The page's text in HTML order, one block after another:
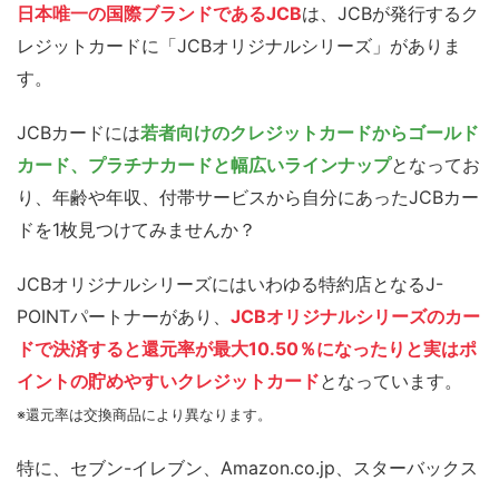
日本唯一の国際ブランドであるJCBは、JCBが発行するク
レジットカードに「JCBオリジナルシリーズ」がありま
す。
JCBカードには若者向けのクレジットカードからゴールド
カード、プラチナカードと幅広いラインナップとなってお
り、年齢や年収、付帯サービスから自分にあったJCBカー
ドを1枚見つけてみませんか？
JCBオリジナルシリーズにはいわゆる特約店となるJ-
POINTパートナーがあり、 JCBオリジナルシリーズのカー
ドで決済すると還元率が最大10.50％になったりと実はポ
イントの貯めやすいクレジットカードとなっています。
※還元率は交換商品により異なります。
特に、セブン-イレブン、Amazon.co.jp、スターバックス